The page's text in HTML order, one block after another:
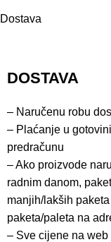
Dostava
DOSTAVA
– Naručenu robu
– Plaćanje u
predračunu
– Ako proizvode
radnim danom,
manjih/lakših paketa
paketa/paleta na
– Sve cijene na